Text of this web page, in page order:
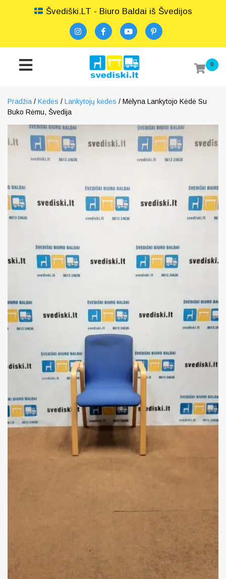
Švediški.LT - Biuro Baldai iš Švedijos
0
Pradžia / Kėdės / Lankytojų kėdės / Mėlyna Lankytojo Kėdė Su
Buko Rėmu, Švedija